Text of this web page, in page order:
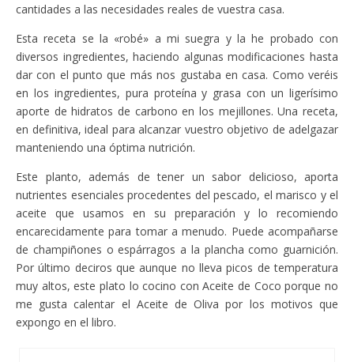
cantidades a las necesidades reales de vuestra casa.
Esta receta se la «robé» a mi suegra y la he probado con
diversos ingredientes, haciendo algunas modificaciones hasta
dar con el punto que más nos gustaba en casa. Como veréis
en los ingredientes, pura proteína y grasa con un ligerísimo
aporte de hidratos de carbono en los mejillones. Una receta,
en definitiva, ideal para alcanzar vuestro objetivo de adelgazar
manteniendo una óptima nutrición.
Este planto, además de tener un sabor delicioso, aporta
nutrientes esenciales procedentes del pescado, el marisco y el
aceite que usamos en su preparación y lo recomiendo
encarecidamente para tomar a menudo. Puede acompañarse
de champiñones o espárragos a la plancha como guarnición.
Por último deciros que aunque no lleva picos de temperatura
muy altos, este plato lo cocino con Aceite de Coco porque no
me gusta calentar el Aceite de Oliva por los motivos que
expongo en el libro.